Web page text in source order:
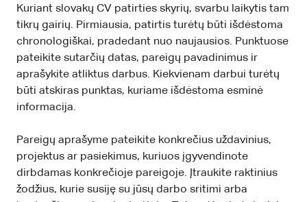
Kuriant slovakų CV patirties skyrių, svarbu laikytis tam
tikrų gairių. Pirmiausia, patirtis turėtų būti išdėstoma
chronologiškai, pradedant nuo naujausios. Punktuose
pateikite sutarčių datas, pareigų pavadinimus ir
aprašykite atliktus darbus. Kiekvienam darbui turėtų
būti atskiras punktas, kuriame išdėstoma esminė
informacija.
Pareigų aprašyme pateikite konkrečius uždavinius,
projektus ar pasiekimus, kuriuos įgyvendinote
dirbdamas konkrečioje pareigoje. Įtraukite raktinius
žodžius, kurie susiję su jūsų darbo sritimi arba